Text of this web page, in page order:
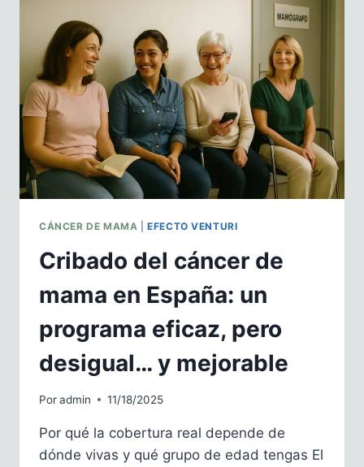
UNIDADES
ORGANIZATIVAS
INTEGRADAS
CÁNCER DE MAMA |EFECTO VENTURI
Cribado del cáncer de
mama en España: un
programa eficaz, pero
desigual… y mejorable
Poradmin 11/18/2025
Por qué la cobertura real depende de
dónde vivas y qué grupo de edad tengas El